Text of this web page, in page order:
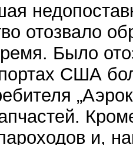
отозвало
Было
США
и,